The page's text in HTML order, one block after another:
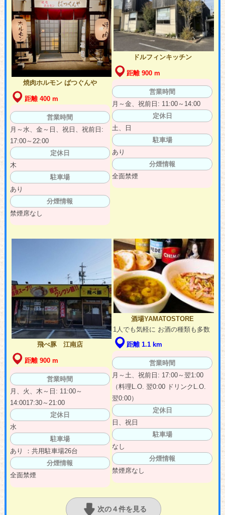
焼肉ホルモン ばつぐんや
距離 400 m
営業時間
月～水、金～日、祝日、祝前日:
17:00～22:00
定休日
木
駐車場
あり
分煙情報
禁煙席なし
ドルフィンキッチン
距離 900 m
営業時間
月～金、祝前日: 11:00～14:00
定休日
土、日
駐車場
あり
分煙情報
全面禁煙
飛べ豚 江南店
距離 900 m
営業時間
月、火、木～日: 11:00～
14:0017:30～21:00
定休日
水
駐車場
あり ：共用駐車場26台
分煙情報
全面禁煙
酒場YAMATOSTORE
1人でも気軽に お酒の種類も多数
距離 1.1 km
営業時間
月～土、祝前日: 17:00～翌1:00
（料理L.O. 翌0:00 ドリンクL.O.
翌0:00）
定休日
日、祝日
駐車場
なし
分煙情報
禁煙席なし
次の４件を見る